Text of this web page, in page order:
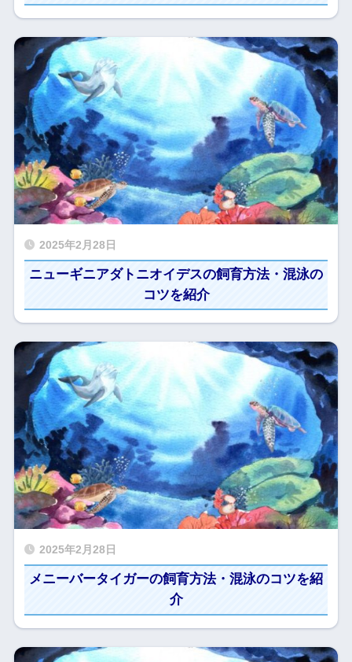
2025年2月28日
ニューギニアダトニオイデスの飼育方法・混泳の
コツを紹介
2025年2月28日
メニーバータイガーの飼育方法・混泳のコツを紹
介